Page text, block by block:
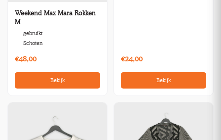
Weekend Max Mara Rokken
M
gebruikt
Schoten
€48,00
Bekijk
€24,00
Bekijk